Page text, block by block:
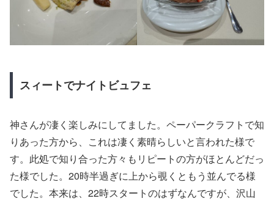
スィートでナイトビュフェ
神さんが凄く楽しみにしてました。ペーパークラフトで知
りあった方から、これは凄く素晴らしいと言われた様で
す。此処で知り合った方々もリピートの方がほとんどだっ
た様でした。20時半過ぎに上から覗くともう並んでる様
でした。本来は、22時スタートのはずなんですが、沢山